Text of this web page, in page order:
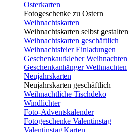
Osterkarten
Fotogeschenke zu Ostern
Weihnachtskarten
Weihnachtskarten selbst gestalten
Weihnachtskarten geschäftlich
Weihnachtsfeier Einladungen
Geschenkaufkleber Weihnachten
Geschenkanhänger Weihnachten
Neujahrskarten
Neujahrskarten geschäftlich
Weihnachtliche Tischdeko
Windlichter
Foto-Adventskalender
Fotogeschenke Valentinstag
Valentinstag Karten